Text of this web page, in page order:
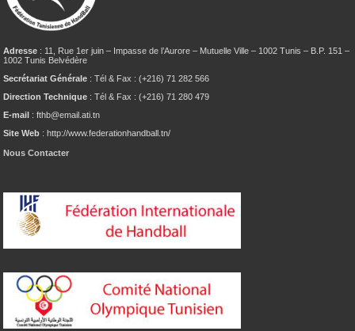
Adresse : 11, Rue 1er juin – Impasse de l’Aurore – Mutuelle Ville – 1002 Tunis – B.P. 151 –
1002 Tunis Belvédère
Secrétariat Générale : Tél & Fax : (+216) 71 282 566
Direction Technique : Tél & Fax : (+216) 71 280 479
E-mail : fthb@email.ati.tn
Site Web : http://www.federationhandball.tn/
Nous Contacter